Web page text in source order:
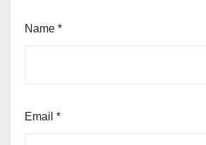
Name *
Email *